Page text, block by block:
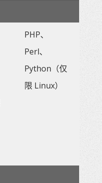
PHP、
Perl、
Python（仅
限 Linux）